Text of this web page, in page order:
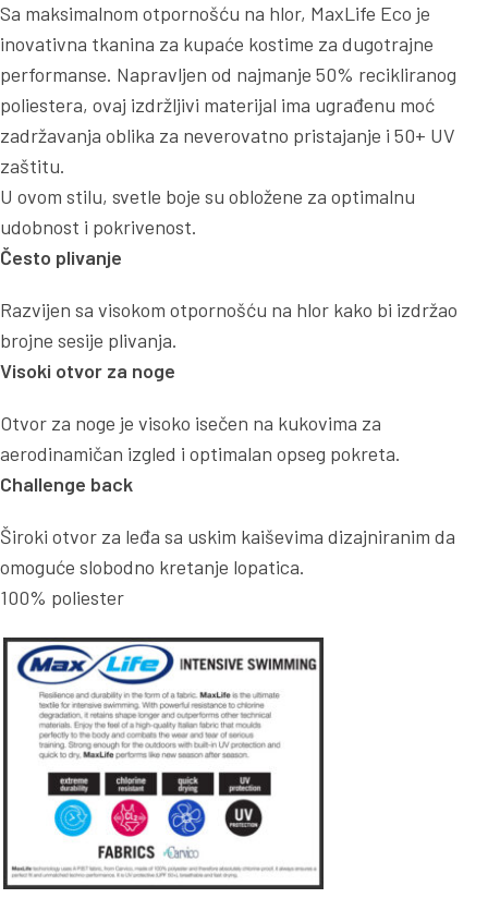
Sa maksimalnom otpornošću na hlor, MaxLife Eco je
inovativna tkanina za kupaće kostime za dugotrajne
performanse. Napravljen od najmanje 50% recikliranog
poliestera, ovaj izdržljivi materijal ima ugrađenu moć
zadržavanja oblika za neverovatno pristajanje i 50+ UV
zaštitu.
U ovom stilu, svetle boje su obložene za optimalnu
udobnost i pokrivenost.
Često plivanje
Razvijen sa visokom otpornošću na hlor kako bi izdržao
brojne sesije plivanja.
Visoki otvor za noge
Otvor za noge je visoko isečen na kukovima za
aerodinamičan izgled i optimalan opseg pokreta.
Challenge back
Široki otvor za leđa sa uskim kaiševima dizajniranim da
omoguće slobodno kretanje lopatica.
100% poliester